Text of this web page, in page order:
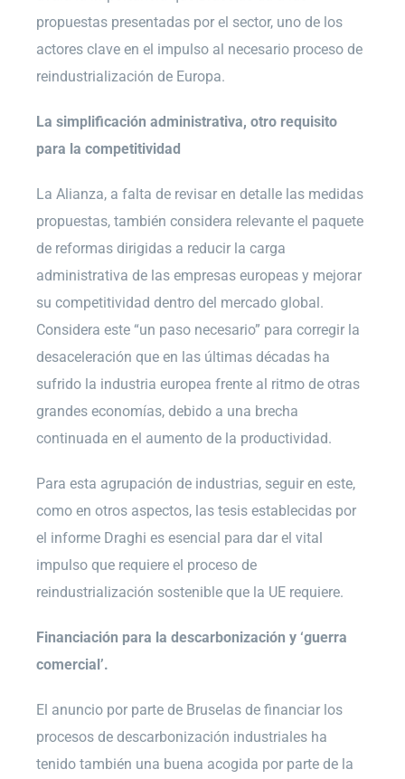
propuestas presentadas por el sector, uno de los
actores clave en el impulso al necesario proceso de
reindustrialización de Europa.
La simplificación administrativa, otro requisito
para la competitividad
La Alianza, a falta de revisar en detalle las medidas
propuestas, también considera relevante el paquete
de reformas dirigidas a reducir la carga
administrativa de las empresas europeas y mejorar
su competitividad dentro del mercado global.
Considera este “un paso necesario” para corregir la
desaceleración que en las últimas décadas ha
sufrido la industria europea frente al ritmo de otras
grandes economías, debido a una brecha
continuada en el aumento de la productividad.
Para esta agrupación de industrias, seguir en este,
como en otros aspectos, las tesis establecidas por
el informe Draghi es esencial para dar el vital
impulso que requiere el proceso de
reindustrialización sostenible que la UE requiere.
Financiación para la descarbonización y ‘guerra
comercial’.
El anuncio por parte de Bruselas de financiar los
procesos de descarbonización industriales ha
tenido también una buena acogida por parte de la